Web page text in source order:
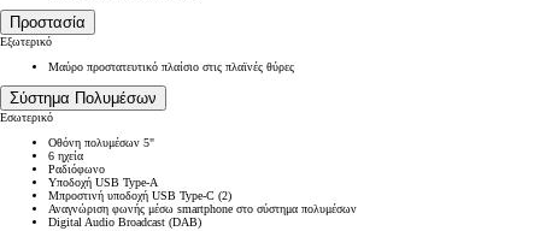
Προστασία
Εξωτερικό
Μαύρο προστατευτικό πλαίσιο στις πλαϊνές θύρες
Σύστημα Πολυμέσων
Εσωτερικό
Οθόνη πολυμέσων 5"
6 ηχεία
Ραδιόφωνο
Υποδοχή USB Type-A
Μπροστινή υποδοχή USB Type-C (2)
Αναγνώριση φωνής μέσω smartphone στο σύστημα πολυμέσων
Digital Audio Broadcast (DAB)